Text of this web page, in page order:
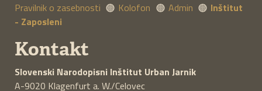
Pravilnik o zasebnosti Kolofon Admin
Inštitut
- Zaposleni
Kontakt
Slovenski Narodopisni Inštitut Urban Jarnik
A-9020 Klagenfurt a. W./Celovec